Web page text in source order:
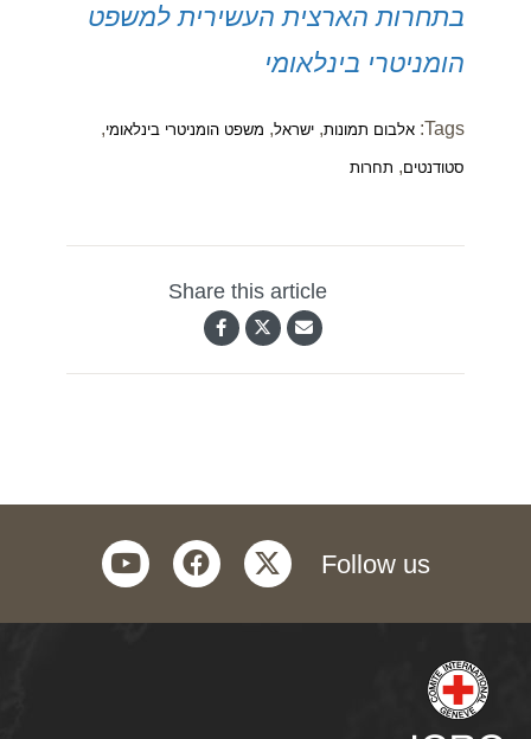
בתחרות הארצית העשירית למשפט
הומניטרי בינלאומי
Tags: אלבום תמונות, ישראל, משפט הומניטרי בינלאומי,
סטודנטים, תחרות
Share this article
Follow us
twitter
facebook
youtube